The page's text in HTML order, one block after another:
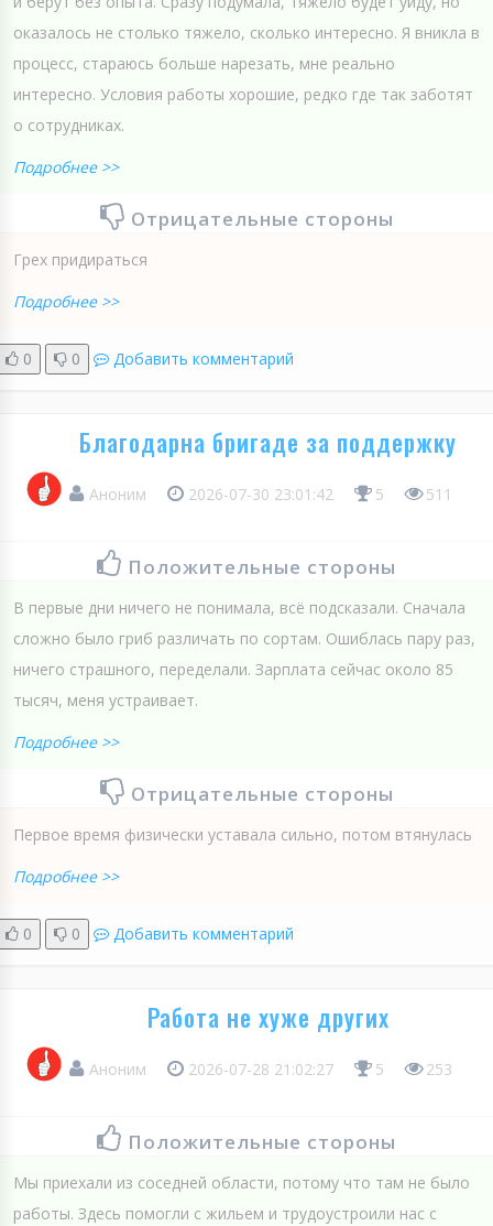
оказалось не столько тяжело, сколько интересно. Я вникла в
процесс, стараюсь больше нарезать, мне реально
интересно. Условия работы хорошие, редко где так заботят
о сотрудниках.
Подробнее >>
Отрицательные стороны
Грех придираться
Подробнее >>
0 0 Добавить комментарий
Благодарна бригаде за поддержку
Аноним 2026-07-30 23:01:42 5 511
Положительные стороны
В первые дни ничего не понимала, всё подсказали. Сначала
сложно было гриб различать по сортам. Ошиблась пару раз,
ничего страшного, переделали. Зарплата сейчас около 85
тысяч, меня устраивает.
Подробнее >>
Отрицательные стороны
Первое время физически уставала сильно, потом втянулась
Подробнее >>
0 0 Добавить комментарий
Работа не хуже других
Аноним 2026-07-28 21:02:27 5 253
Положительные стороны
Мы приехали из соседней области, потому что там не было
работы. Здесь помогли с жильем и трудоустроили нас с